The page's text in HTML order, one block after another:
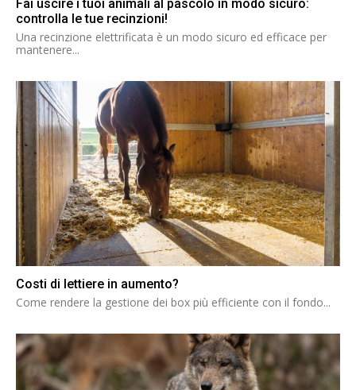
Fai uscire i tuoi animali al pascolo in modo sicuro:
controlla le tue recinzioni!
Una recinzione elettrificata è un modo sicuro ed efficace per
mantenere...
Costi di lettiere in aumento?
Come rendere la gestione dei box più efficiente con il fondo...